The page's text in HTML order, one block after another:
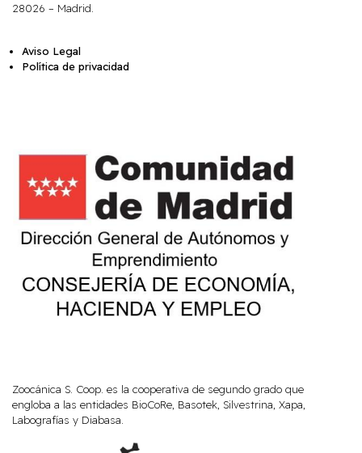
28026 – Madrid.
Aviso Legal
Política de privacidad
Zoocánica S. Coop. es la cooperativa de segundo grado que
engloba a las entidades BioCoRe, Basotek, Silvestrina, Xapa,
Labografías y Diabasa.